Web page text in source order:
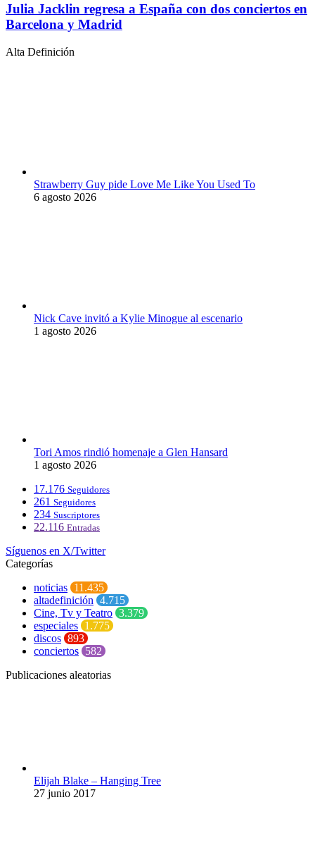
Julia Jacklin regresa a España con dos conciertos en
Barcelona y Madrid
Alta Definición
Strawberry Guy pide Love Me Like You Used To
6 agosto 2026
Nick Cave invitó a Kylie Minogue al escenario
1 agosto 2026
Tori Amos rindió homenaje a Glen Hansard
1 agosto 2026
17.176 Seguidores
261 Seguidores
234 Suscriptores
22.116 Entradas
Síguenos en X/Twitter
Categorías
noticias 11.435
altadefinición 4.715
Cine, Tv y Teatro 3.379
especiales 1.775
discos 893
conciertos 582
Publicaciones aleatorias
Elijah Blake – Hanging Tree
27 junio 2017